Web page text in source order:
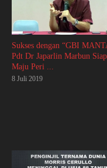
Sukses dengan “GBI
Pdt Dr Japarlin Marbun Siap
Maju Peri ...
8 Juli 2019